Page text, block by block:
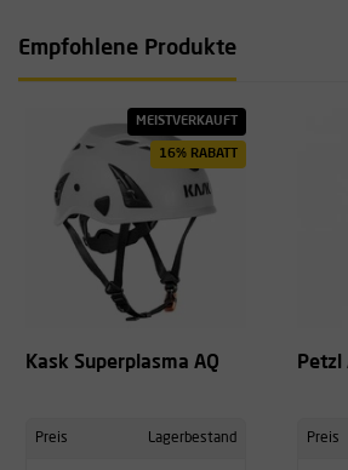
Empfohlene Produkte
MEISTVERKAUFT
16% RABATT
Kask Superplasma AQ
Preis Lagerbestand
Petzl
Preis